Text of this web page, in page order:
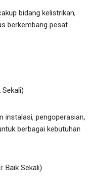
bidang kelistrikan,
berkembang pesat
instalasi, pengoperasian,
berbagai kebutuhan
Baik Sekali)